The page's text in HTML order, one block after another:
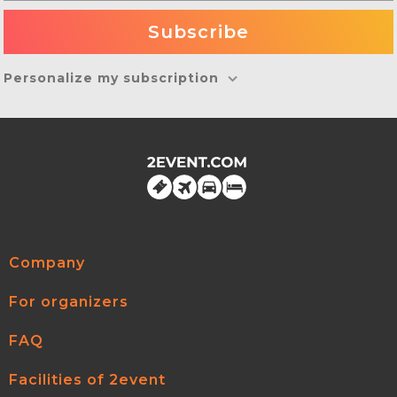
Personalize my subscription
Company
For organizers
FAQ
Facilities of 2event